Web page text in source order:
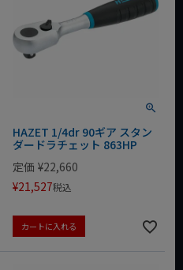
HAZET 1/4dr 90ギア スタン
ダードラチェット 863HP
定価 ¥22,660
¥21,527税込
カートに入れる